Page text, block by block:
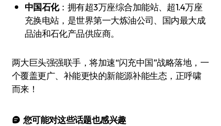
中国石化：拥有超3万座综合加能站、超1.4万座
充换电站，是世界第一大炼油公司、国内最大成
品油和石化产品供应商。
两大巨头强强联手，将加速“闪充中国”战略落地，一
个覆盖更广、补能更快的新能源补能生态，正呼啸
而来！
您可能对这些话题也感兴趣